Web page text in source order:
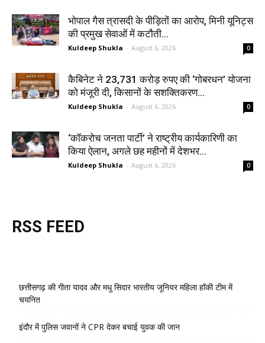
भोपाल गैस त्रासदी के पीड़ितों का आरोप, मिनी यूनिट्स
की प्रमुख सेवाओं में कटौती...
Kuldeep Shukla - August 6, 2026 0
कैबिनेट ने 23,731 करोड़ रुपए की ‘गोबरधन’ योजना
को मंजूरी दी, किसानों के सशक्तिकरण...
Kuldeep Shukla - August 6, 2026 0
‘कॉकरोच जनता पार्टी’ ने राष्ट्रीय कार्यकारिणी का
किया ऐलान, अगले छह महीनों में देशभर...
Kuldeep Shukla - August 6, 2026 0
RSS FEED
छत्तीसगढ़ की गीता यादव और मधु सिदार भारतीय जूनियर महिला हॉकी टीम में
चयनित
इंदौर में पुलिस जवानों ने CPR देकर बचाई युवक की जान